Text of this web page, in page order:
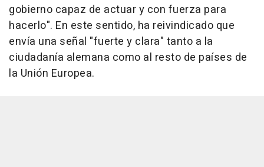
gobierno capaz de actuar y con fuerza para
hacerlo". En este sentido, ha reivindicado que
envía una señal "fuerte y clara" tanto a la
ciudadanía alemana como al resto de países de
la Unión Europea.